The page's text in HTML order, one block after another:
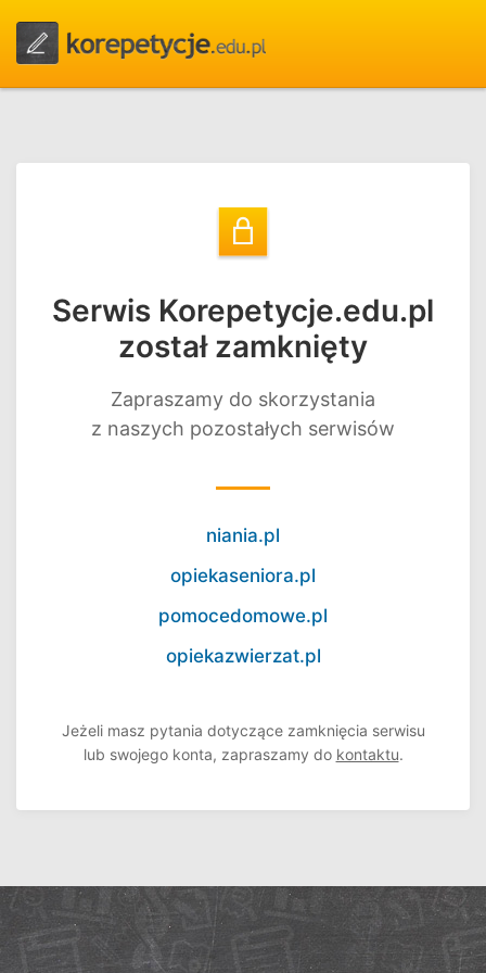
Serwis Korepetycje.edu.pl
został zamknięty
Zapraszamy do skorzystania
z naszych pozostałych serwisów
niania.pl
opiekaseniora.pl
pomocedomowe.pl
opiekazwierzat.pl
Jeżeli masz pytania dotyczące zamknięcia serwisu
lub swojego konta, zapraszamy do kontaktu.